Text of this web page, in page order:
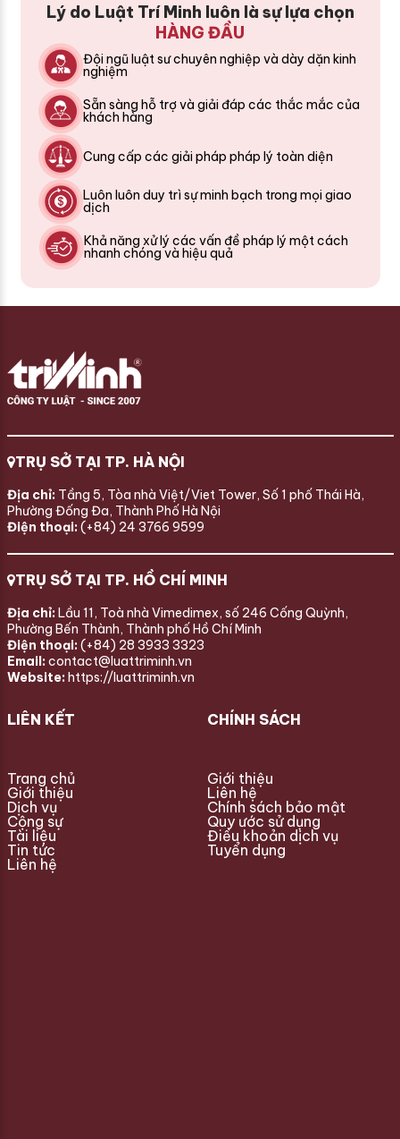
Lý do Luật Trí Minh luôn là sự lựa chọn
HÀNG ĐẦU
Đội ngũ luật sư chuyên nghiệp và dày dặn kinh
nghiệm
Sẵn sàng hỗ trợ và giải đáp các thắc mắc của
khách hàng
Cung cấp các giải pháp pháp lý toàn diện
Luôn luôn duy trì sự minh bạch trong mọi giao
dịch
Khả năng xử lý các vấn đề pháp lý một cách
nhanh chóng và hiệu quả
TRỤ SỞ TẠI TP. HÀ NỘI
Địa chỉ: Tầng 5, Tòa nhà Việt/Viet Tower, Số 1 phố Thái Hà,
Phường Đống Đa, Thành Phố Hà Nội
Điện thoại: (+84) 24 3766 9599
TRỤ SỞ TẠI TP. HỒ CHÍ MINH
Địa chỉ: Lầu 11, Toà nhà Vimedimex, số 246 Cống Quỳnh,
Phường Bến Thành, Thành phố Hồ Chí Minh
Điện thoại: (+84) 28 3933 3323
Email: contact@luattriminh.vn
Website: https://luattriminh.vn
LIÊN KẾT
Trang chủ
Giới thiệu
Dịch vụ
Cộng sự
Tài liệu
Tin tức
Liên hệ
CHÍNH SÁCH
Giới thiệu
Liên hệ
Chính sách bảo mật
Quy ước sử dụng
Điều khoản dịch vụ
Tuyển dụng